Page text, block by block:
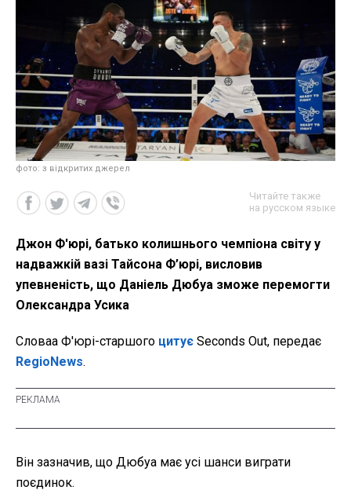
фото: з відкритих джерел
Читайте также
на русском языке
Джон Ф'юрі, батько колишнього чемпіона світу у
надважкій вазі Тайсона Ф’юрі, висловив
упевненість, що Даніель Дюбуа зможе перемогти
Олександра Усика
Словаа Ф'юрі-старшого цитує Seconds Out, передає
RegioNews.
Він зазначив, що Дюбуа має усі шанси виграти
поєдинок.